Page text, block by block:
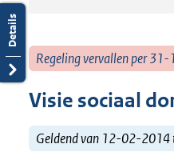
Regeling vervallen per
Visie sociaal
Geldend van 12-02-